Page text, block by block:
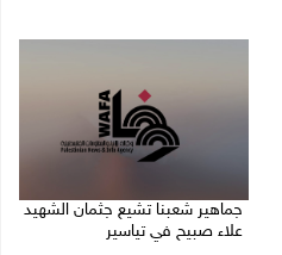
جماهير شعبنا تشيع جثمان الشهيد
علاء صبيح في تياسير